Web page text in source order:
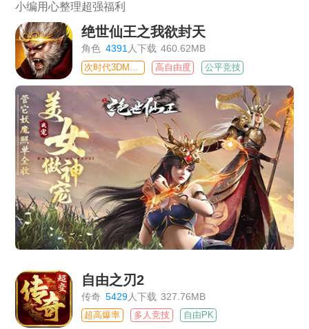
小编用心整理超强福利
绝世仙王之我欲封天
角色 4391人下载 460.62MB
高自由度 公平竞技
自由之刃2
传奇 5429人下载 327.76MB
超高爆率 多人竞技 自由PK